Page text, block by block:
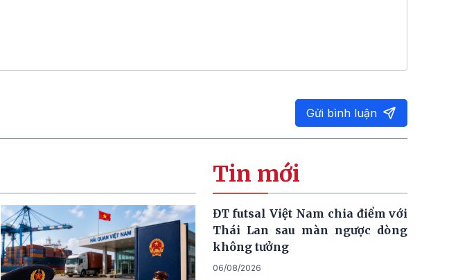
Gửi bình luận
Tin mới
ĐT futsal Việt Nam chia điểm với
Thái Lan sau màn ngược dòng
không tưởng
06/08/2026